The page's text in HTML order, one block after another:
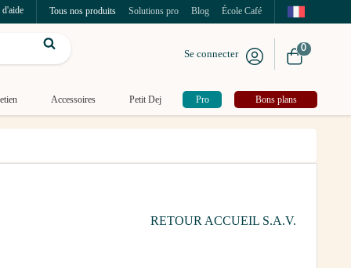
Tous nos produits Solutions pro Blog École Café
Se connecter 0
Accessoires Petit Dej Pro Bons plans
RETOUR ACCUEIL S.A.V.